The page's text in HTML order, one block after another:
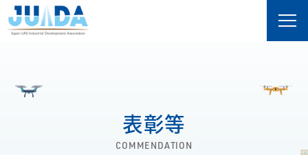
表彰等
COMMENDATION